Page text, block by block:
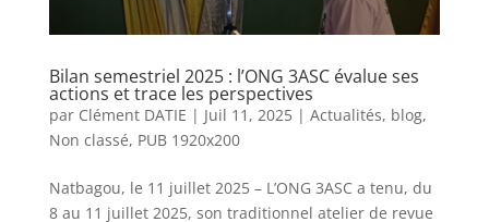
Bilan semestriel 2025 : l’ONG 3ASC évalue ses
actions et trace les perspectives
par Clément DATIE | Juil 11, 2025| Actualités, blog,
Non classé, PUB 1920x200
Natbagou, le 11 juillet 2025 – L’ONG 3ASC a tenu, du
8 au 11 juillet 2025, son traditionnel atelier de revue